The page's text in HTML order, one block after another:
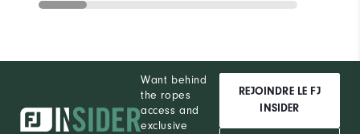
Want behind
the ropes
access and
exclusive
REJOINDRE LE FJ
INSIDER